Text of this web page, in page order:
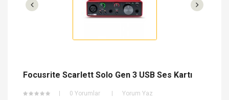
Focusrite Scarlett Solo Gen 3 USB Ses Kartı
0 Yorumlar Yorum Yaz